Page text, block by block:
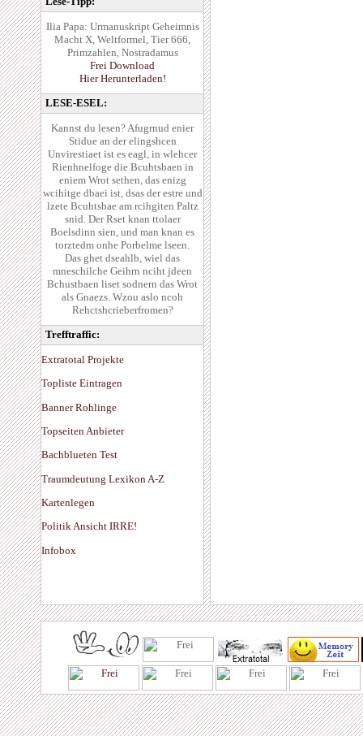
Ilia Papa: Urmanuskript Geheimnis
Macht X, Weltformel, Tier 666,
Primzahlen, Nostradamus
Frei Download
Hier Herunterladen!
LESE-ESEL:
Kannst du lesen? Afugrnud enier
Stidue an der elingshcen
Unvirestiaet ist es eagl, in wlehcer
Rienhnelfoge die Bcuhtsbaen in
eniem Wrot sethen, das enizg
wcihitge dbaei ist, dsas der estre und
lzete Bcuhtsbae am rcihgiten Paltz
snid. Der Rset knan ttolaer
Boelsdinn sien, und man knan es
torztedm onhe Porbelme lseen.
Das ghet dseahlb, wiel das
mneschilche Geihrn nciht jdeen
Bchustbaen liset sodnern das Wrot
als Gnaezs. Wzou aslo ncoh
Rehctshcrieberfromen?
Trefftraffic:
Extratotal Projekte
Topliste Eintragen
Banner Rohlinge
Topseiten Anbieter
Bachblueten Test
Traumdeutung Lexikon A-Z
Kartenlegen
Politik Ansicht IRRE!
Infobox